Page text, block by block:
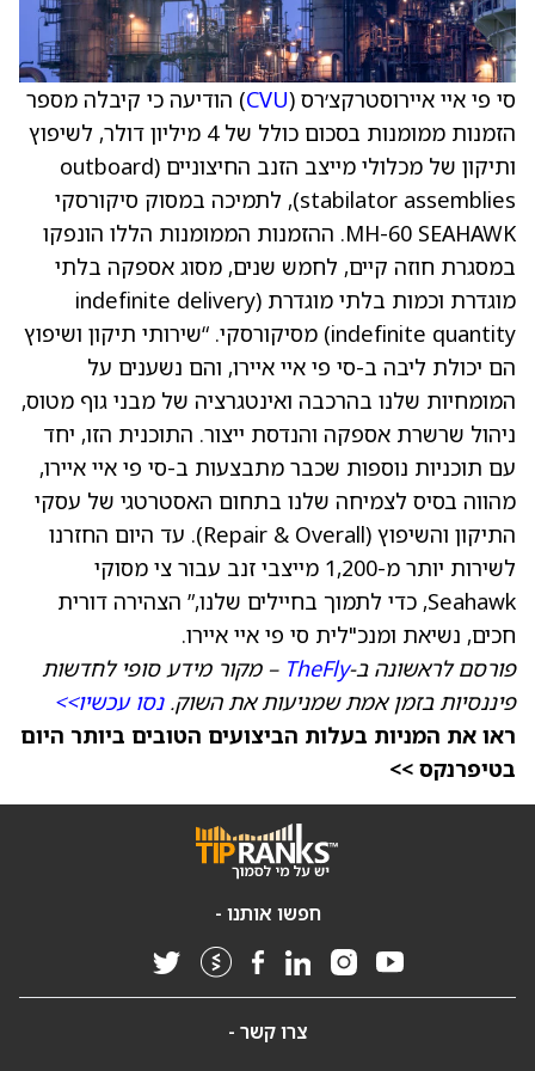
סי פי איי איירוסטרקצ׳רס (CVU) הודיעה כי קיבלה מספר
הזמנות ממומנות בסכום כולל של 4 מיליון דולר, לשיפוץ
ותיקון של מכלולי מייצב הזנב החיצוניים (outboard
stabilator assemblies), לתמיכה במסוק סיקורסקי
MH-60 SEAHAWK. ההזמנות הממומנות הללו הונפקו
במסגרת חוזה קיים, לחמש שנים, מסוג אספקה בלתי
מוגדרת וכמות בלתי מוגדרת (indefinite delivery
indefinite quantity) מסיקורסקי. “שירותי תיקון ושיפוץ
הם יכולת ליבה ב-סי פי איי איירו, והם נשענים על
המומחיות שלנו בהרכבה ואינטגרציה של מבני גוף מטוס,
ניהול שרשרת אספקה והנדסת ייצור. התוכנית הזו, יחד
עם תוכניות נוספות שכבר מתבצעות ב-סי פי איי איירו,
מהווה בסיס לצמיחה שלנו בתחום האסטרטגי של עסקי
התיקון והשיפוץ (Repair & Overall). עד היום החזרנו
לשירות יותר מ-1,200 מייצבי זנב עבור צי מסוקי
Seahawk, כדי לתמוך בחיילים שלנו,” הצהירה דורית
חכים, נשיאת ומנכ"לית סי פי איי איירו.
פורסם לראשונה ב-TheFly – מקור מידע סופי לחדשות
פיננסיות בזמן אמת שמניעות את השוק.נסו עכשיו>>
ראו את המניות בעלות הביצועים הטובים ביותר היום
בטיפרנקס >>
חפשו אותנו -
צרו קשר -